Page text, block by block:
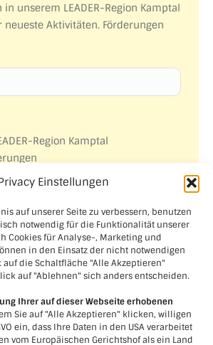
Einstellungen
auf unserer Seite zu verbessern, benutzen
notwendig für die Funktionalität unserer
Cookies für Analyse-, Marketing und
in den Einsatz der nicht notwendigen
auf die Schaltfläche "Alle Akzeptieren"
auf "Ablehnen" sich anders entscheiden.
Ihrer auf dieser Webseite erhobenen
Sie auf "Alle Akzeptieren" klicken, willigen
ein, dass Ihre Daten in den USA verarbeitet
vom Europäischen Gerichtshof als ein Land
unserem LEADER-Region Kamptal
neueste Aktivitäten. Förderungen
Region Kamptal
die Datenschutzbestimmungen.